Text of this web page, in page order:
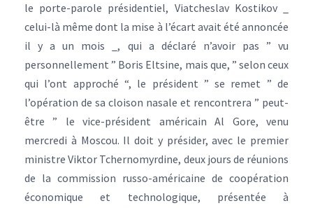
le porte-parole présidentiel, Viatcheslav Kostikov _
celui-là même dont la mise à l’écart avait été annoncée
il y a un mois _, qui a déclaré n’avoir pas ” vu
personnellement ” Boris Eltsine, mais que, ” selon ceux
qui l’ont approché “, le président ” se remet ” de
l’opération de sa cloison nasale et rencontrera ” peut-
être ” le vice-président américain Al Gore, venu
mercredi à Moscou. Il doit y présider, avec le premier
ministre Viktor Tchernomyrdine, deux jours de réunions
de la commission russo-américaine de coopération
économique et technologique, présentée à